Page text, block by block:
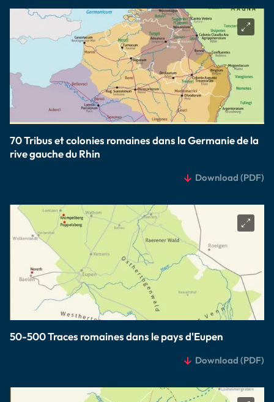
70 Tribus et colonies romaines dans la Germanie de la
rive gauche du Rhin
Download (PDF)
50-500 Traces romaines dans le pays d'Eupen
Download (PDF)